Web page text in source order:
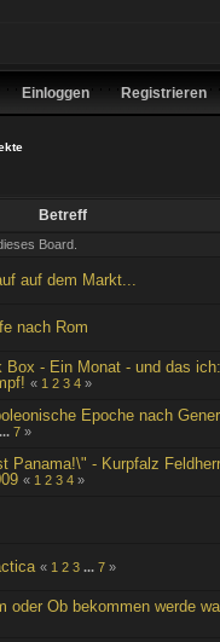
Einloggen Registrieren
Betreff
Board.
auf dem Markt...
nach Rom
Box - Ein Monat - und das
« 1 2 3 4 »
Epoche nach
...7 »
Panama!\" - Kurpfalz
« 1 2 3 4 »
« 1 2 3 ...7 »
oder Ob bekommen werde